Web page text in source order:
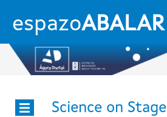
espazoABALAR
Imaxe
Science on Stage